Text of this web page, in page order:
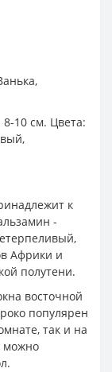
10 см. Цвета:
к
-
Африки и
полутени.
восточной
популярен
так и на
можно